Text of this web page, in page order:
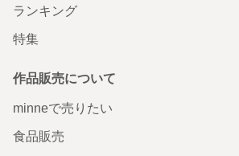
ランキング
特集
作品販売について
minneで売りたい
食品販売